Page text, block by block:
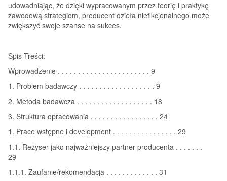
udowadniając, że dzięki wypracowanym przez teorię i praktykę
zawodową strategiom, producent dzieła niefikcjonalnego może
zwiększyć swoje szanse na sukces.
Spis Treści:
Wprowadzenie . . . . . . . . . . . . . . . . . . . . . . . 9
1. Problem badawczy . . . . . . . . . . . . . . . . . . . 9
2. Metoda badawcza . . . . . . . . . . . . . . . . . . . 18
3. Struktura opracowania . . . . . . . . . . . . . . . . . 24
1. Prace wstępne i development . . . . . . . . . . . . . . . . 29
1.1. Reżyser jako najważniejszy partner producenta . . . . . . .
29
1.1.1. Zaufanie/rekomendacja . . . . . . . . . . . . . 31